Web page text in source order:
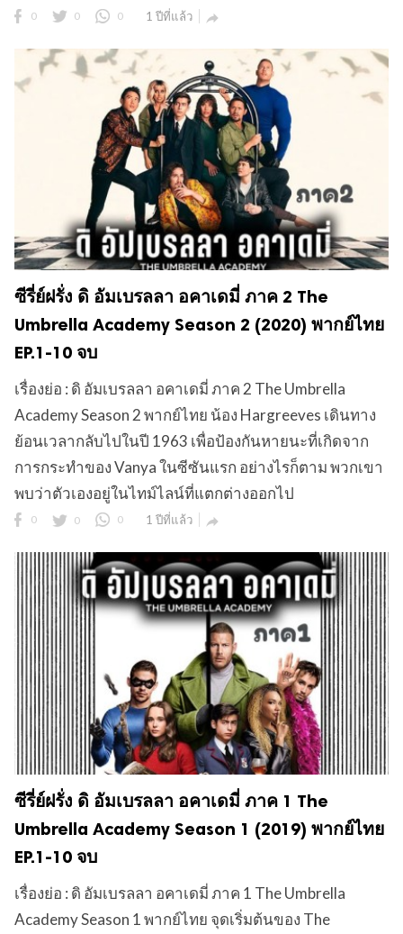
0 0 0 1 ปีที่แล้ว 
ซีรี่ย์ฝรั่ง ดิ อัมเบรลลา อคาเดมี่ ภาค 2 The
Umbrella Academy Season 2 (2020) พากย์ไทย
EP.1-10 จบ
เรื่องย่อ : ดิ อัมเบรลลา อคาเดมี่ ภาค 2 The Umbrella
Academy Season 2 พากย์ไทย น้อง Hargreeves เดินทาง
ย้อนเวลากลับไปในปี 1963 เพื่อป้องกันหายนะที่เกิดจาก
การกระทำของ Vanya ในซีซันแรก อย่างไรก็ตาม พวกเขา
พบว่าตัวเองอยู่ในไทม์ไลน์ที่แตกต่างออกไป
0 0 0 1 ปีที่แล้ว 
ซีรี่ย์ฝรั่ง ดิ อัมเบรลลา อคาเดมี่ ภาค 1 The
Umbrella Academy Season 1 (2019) พากย์ไทย
EP.1-10 จบ
เรื่องย่อ : ดิ อัมเบรลลา อคาเดมี่ ภาค 1 The Umbrella
Academy Season 1 พากย์ไทย จุดเริ่มต้นของ The